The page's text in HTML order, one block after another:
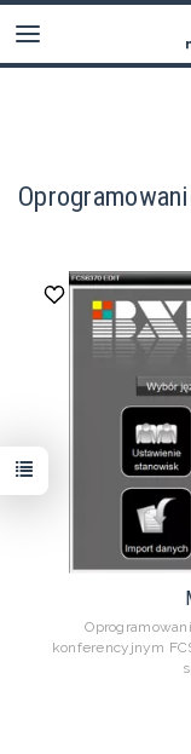
konferencyjnym